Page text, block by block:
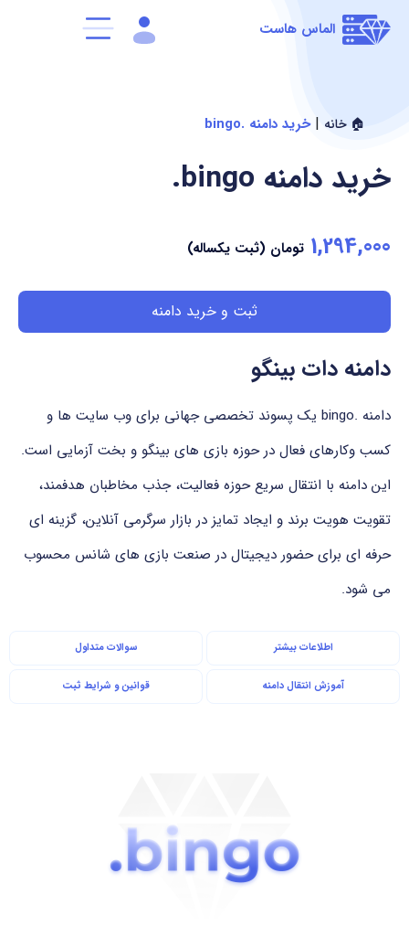
الماس هاست
🏠 خانه |خرید دامنه .bingo
.bingo خرید دامنه
1,294,000 تومان (ثبت یکساله)
ثبت و خرید دامنه
دامنه دات بینگو
دامنه .bingo یک پسوند تخصصی جهانی برای وب سایت ها و
کسب وکارهای فعال در حوزه بازی های بینگو و بخت آزمایی است.
این دامنه با انتقال سریع حوزه فعالیت، جذب مخاطبان هدفمند،
تقویت هویت برند و ایجاد تمایز در بازار سرگرمی آنلاین، گزینه ای
حرفه ای برای حضور دیجیتال در صنعت بازی های شانس محسوب
می شود.
اطلاعات بیشتر سوالات متداول
آموزش انتقال دامنه قوانین و شرایط ثبت